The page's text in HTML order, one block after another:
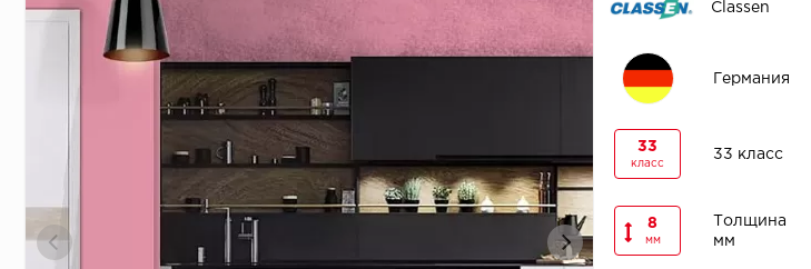
Classen
Германия
33
класс
33 класс
8
мм
Толщина
мм